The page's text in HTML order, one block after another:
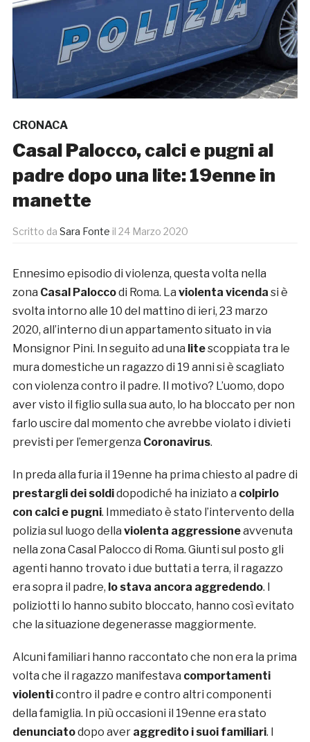
CRONACA
Casal Palocco, calci e pugni al
padre dopo una lite: 19enne in
manette
Scritto da Sara Fonte il 24 Marzo 2020
Ennesimo episodio di violenza, questa volta nella
zona Casal Paloccodi Roma. La violenta vicenda si è
svolta intorno alle 10 del mattino di ieri, 23 marzo
2020, all’interno di un appartamento situato in via
Monsignor Pini. In seguito ad una litescoppiata tra le
mura domestiche un ragazzo di 19 anni si è scagliato
con violenza contro il padre. Il motivo? L’uomo, dopo
aver visto il figlio sulla sua auto, lo ha bloccato per non
farlo uscire dal momento che avrebbe violato i divieti
previsti per l’emergenza Coronavirus.
In preda alla furia il 19enne ha prima chiesto al padre di
prestargli dei soldidopodiché ha iniziato a colpirlo
con calci e pugni. Immediato è stato l’intervento della
polizia sul luogo della violenta aggressioneavvenuta
nella zona Casal Palocco di Roma. Giunti sul posto gli
agenti hanno trovato i due buttati a terra, il ragazzo
era sopra il padre, lo stava ancora aggredendo. I
poliziotti lo hanno subito bloccato, hanno così evitato
che la situazione degenerasse maggiormente.
Alcuni familiari hanno raccontato che non era la prima
volta che il ragazzo manifestava comportamenti
violenticontro il padre e contro altri componenti
della famiglia. In più occasioni il 19enne era stato
denunciatodopo aver aggredito i suoi familiari. I